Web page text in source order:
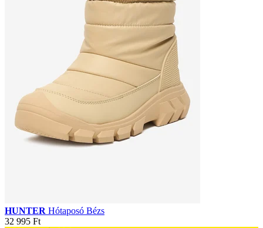
HUNTER Hótaposó Bézs
32 995 Ft